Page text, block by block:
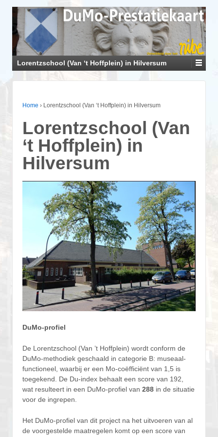
Lorentzschool (Van ‘t Hoffplein) in Hilversum
Home › Lorentzschool (Van ‘t Hoffplein) in Hilversum
Lorentzschool (Van
‘t Hoffplein) in
Hilversum
DuMo-profiel
De Lorentzschool (Van ’t Hoffplein) wordt conform de
DuMo-methodiek geschaald in categorie B: museaal-
functioneel, waarbij er een Mo-coëfficiënt van 1,5 is
toegekend. De Du-index behaalt een score van 192,
wat resulteert in een DuMo-profiel van 288 in de situatie
voor de ingrepen.
Het DuMo-profiel van dit project na het uitvoeren van al
de voorgestelde maatregelen komt op een score van